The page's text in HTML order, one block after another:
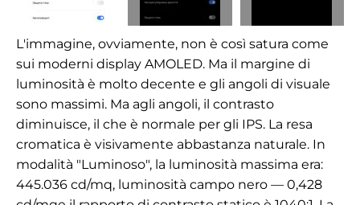
L'immagine, ovviamente, non è così satura come
sui moderni display AMOLED. Ma il margine di
luminosità è molto decente e gli angoli di visuale
sono massimi. Ma agli angoli, il contrasto
diminuisce, il che è normale per gli IPS. La resa
cromatica è visivamente abbastanza naturale. In
modalità "Luminoso", la luminosità massima era:
445.036 cd/mq, luminosità campo nero — 0,428